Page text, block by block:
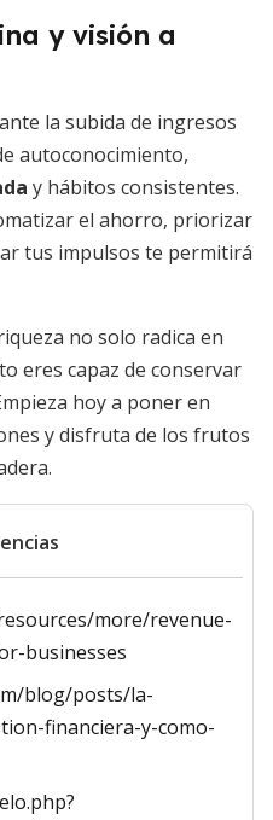
y visión a
la subida de ingresos
autoconocimiento,
y hábitos consistentes.
el ahorro, priorizar
tus impulsos te permitirá
no solo radica en
eres capaz de conservar
hoy a poner en
y disfruta de los frutos
more/revenue-
businesses
blog/posts/la-
financiera-y-como-